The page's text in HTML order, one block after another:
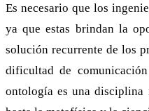
Es necesario que los
ya que estas brindan la
solución recurrente de los
dificultad de
ontología es una disciplina